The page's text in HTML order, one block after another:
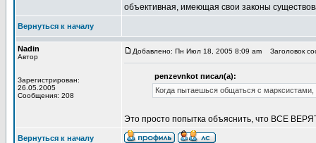
объективная, имеющая свои законы
Вернуться к началу
Nadin
Автор
Зарегистрирован:
26.05.2005
Сообщения: 208
Добавлено: Пн Июл 18, 2005 8:09 am Заголовок
penzevnkot писал(а):
Когда пытаешься общаться с
Это просто попытка объяснить, что ВСЕ
Вернуться к началу